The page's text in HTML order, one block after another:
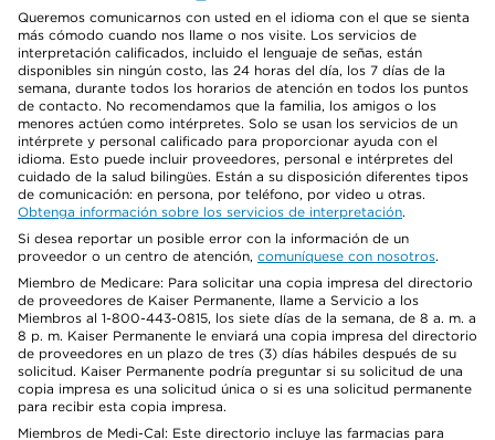
Queremos comunicarnos con usted en el idioma con el que se sienta
más cómodo cuando nos llame o nos visite. Los servicios de
interpretación calificados, incluido el lenguaje de señas, están
disponibles sin ningún costo, las 24 horas del día, los 7 días de la
semana, durante todos los horarios de atención en todos los puntos
de contacto. No recomendamos que la familia, los amigos o los
menores actúen como intérpretes. Solo se usan los servicios de un
intérprete y personal calificado para proporcionar ayuda con el
idioma. Esto puede incluir proveedores, personal e intérpretes del
cuidado de la salud bilingües. Están a su disposición diferentes tipos
de comunicación: en persona, por teléfono, por video u otras.
Obtenga información sobre los servicios de interpretación.
Si desea reportar un posible error con la información de un
proveedor o un centro de atención, comuníquese con nosotros.
Miembro de Medicare: Para solicitar una copia impresa del directorio
de proveedores de Kaiser Permanente, llame a Servicio a los
Miembros al 1-800-443-0815, los siete días de la semana, de 8 a. m. a
8 p. m. Kaiser Permanente le enviará una copia impresa del directorio
de proveedores en un plazo de tres (3) días hábiles después de su
solicitud. Kaiser Permanente podría preguntar si su solicitud de una
copia impresa es una solicitud única o si es una solicitud permanente
para recibir esta copia impresa.
Miembros de Medi-Cal: Este directorio incluye las farmacias para